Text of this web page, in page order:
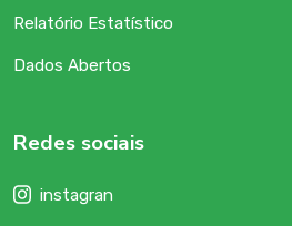
Relatório Estatístico
Dados Abertos
Redes sociais
instagran